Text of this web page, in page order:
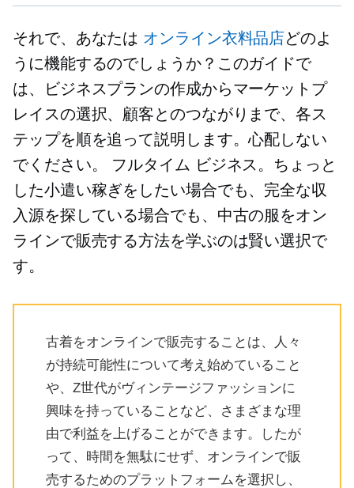
それで、あなたは オンライン衣料品店どのよ
うに機能するのでしょうか？このガイドで
は、ビジネスプランの作成からマーケットプ
レイスの選択、顧客とのつながりまで、各ス
テップを順を追って説明します。心配しない
でください。 フルタイム ビジネス。ちょっと
した小遣い稼ぎをしたい場合でも、完全な収
入源を探している場合でも、中古の服をオン
ラインで販売する方法を学ぶのは賢い選択で
す。
古着をオンラインで販売することは、人々
が持続可能性について考え始めていること
や、Z世代がヴィンテージファッションに
興味を持っていることなど、さまざまな理
由で利益を上げることができます。したが
って、時間を無駄にせず、オンラインで販
売するためのプラットフォームを選択し、